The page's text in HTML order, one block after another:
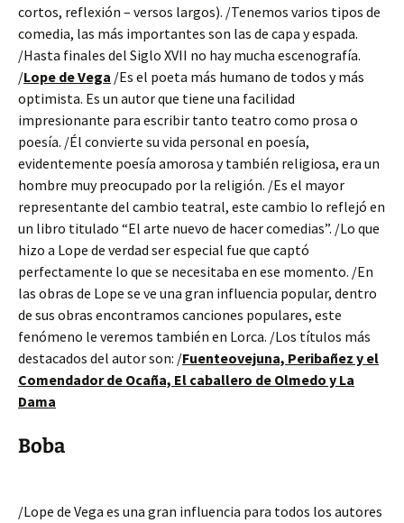
cortos, reflexión – versos largos). /Tenemos varios tipos de
comedia, las más importantes son las de capa y espada.
/Hasta finales del Siglo XVII no hay mucha escenografía.
/Lope de Vega /Es el poeta más humano de todos y más
optimista. Es un autor que tiene una facilidad
impresionante para escribir tanto teatro como prosa o
poesía. /Él convierte su vida personal en poesía,
evidentemente poesía amorosa y también religiosa, era un
hombre muy preocupado por la religión. /Es el mayor
representante del cambio teatral, este cambio lo reflejó en
un libro titulado “El arte nuevo de hacer comedias”. /Lo que
hizo a Lope de verdad ser especial fue que captó
perfectamente lo que se necesitaba en ese momento. /En
las obras de Lope se ve una gran influencia popular, dentro
de sus obras encontramos canciones populares, este
fenómeno le veremos también en Lorca. /Los títulos más
destacados del autor son: /Fuenteovejuna, Peribañez y el
Comendador de Ocaña, El caballero de Olmedo y La
Dama
Boba
/Lope de Vega es una gran influencia para todos los autores